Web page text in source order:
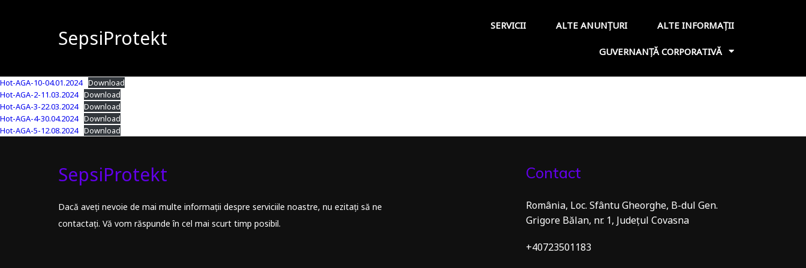
SepsiProtekt
SERVICII ALTE ANUNȚURI ALTE INFORMAȚII
GUVERNANȚĂ CORPORATIVĂ
Hot-AGA-10-04.01.2024 Download
Hot-AGA-2-11.03.2024 Download
Hot-AGA-3-22.03.2024 Download
Hot-AGA-4-30.04.2024 Download
Hot-AGA-5-12.08.2024 Download
SepsiProtekt
Dacă aveți nevoie de mai multe informații despre serviciile noastre, nu ezitați să ne
contactați. Vă vom răspunde în cel mai scurt timp posibil.
Contact
România, Loc. Sfântu Gheorghe, B-dul Gen.
Grigore Bălan, nr. 1, Județul Covasna
+40723501183